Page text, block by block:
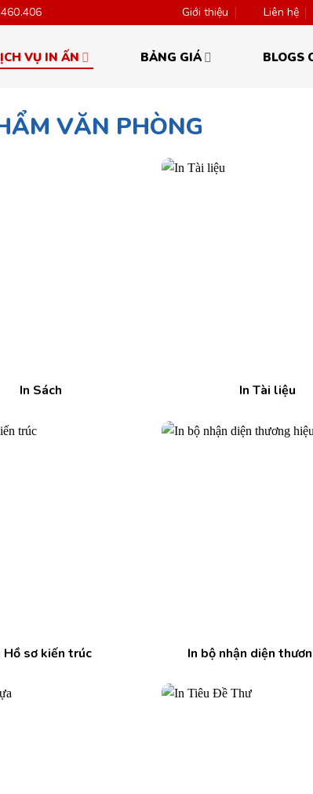
Giới thiệu Liên hệ
VỤ IN ẤN BẢNG GIÁ BLOGS
VĂN PHÒNG
In Sách In Tài liệu
Hồ sơ kiến trúc In bộ nhận diện